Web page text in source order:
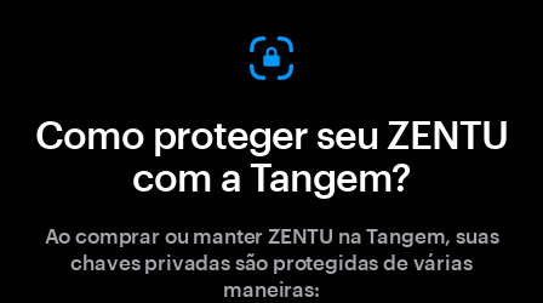
Como proteger seu ZENTU
com a Tangem?
Ao comprar ou manter ZENTU na Tangem, suas
chaves privadas são protegidas de várias
maneiras: